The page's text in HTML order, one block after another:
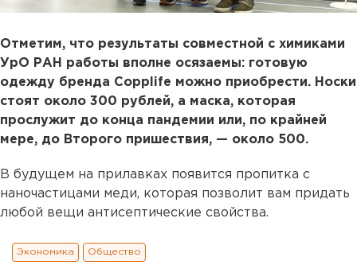
Отметим, что результаты совместной с химиками
УрО РАН работы вполне осязаемы: готовую
одежду бренда Copplife можно приобрести. Носки
стоят около 300 рублей, а маска, которая
прослужит до конца пандемии или, по крайней
мере, до Второго пришествия, — около 500.
В будущем на прилавках появится пропитка с
наночастицами меди, которая позволит вам придать
любой вещи антисептические свойства.
Экономика Общество